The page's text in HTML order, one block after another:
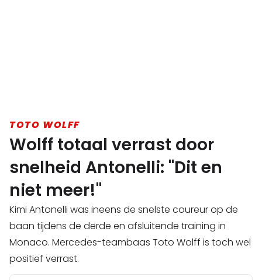
TOTO WOLFF
Wolff totaal verrast door
snelheid Antonelli: "Dit en
niet meer!"
Kimi Antonelli was ineens de snelste coureur op de
baan tijdens de derde en afsluitende training in
Monaco. Mercedes-teambaas Toto Wolff is toch wel
positief verrast.